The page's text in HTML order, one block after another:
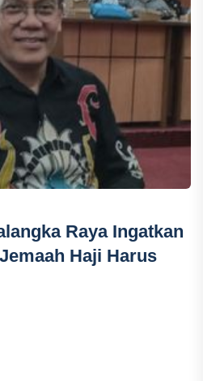
Raya Ingatkan
Haji Harus